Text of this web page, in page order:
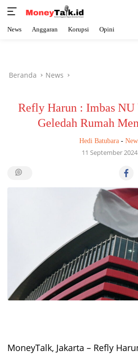
News Anggaran Korupsi Opini
Beranda News
Refly Harun : Imbas
Geledah Rumah
Hedi Batubara-
11 September 2024
MoneyTalk, Jakarta – Refly